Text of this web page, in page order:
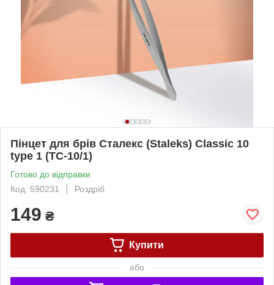
Пінцет для брів Сталекс (Staleks) Classic 10
type 1 (TC-10/1)
Готово до відправки
Код: 590231
Роздріб
149 ₴
Купити
або